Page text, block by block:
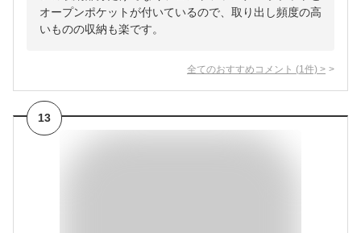
オープンポケットが付いているので、取り出し頻度の高
いものの収納も楽です。
全てのおすすめコメント (1 件) >
13